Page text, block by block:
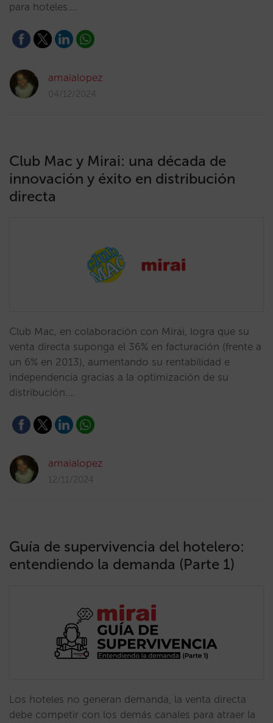
para hoteles.…
amaialopez
04/12/2024
Club Mac y Mirai: una década de
innovación y éxito en distribución
directa
Club Mac, en colaboración con Mirai, logra que su
venta directa suponga el 36% en facturación (frente a
un 6% en 2013), aumentando su rentabilidad e
independencia gracias a la optimización de su
distribución.…
amaialopez
12/11/2024
Guía de supervivencia del hotelero:
entendiendo la demanda (Parte 1)
Los hoteles no generan demanda, la venta directa
debe competir con los demás canales para atraer la